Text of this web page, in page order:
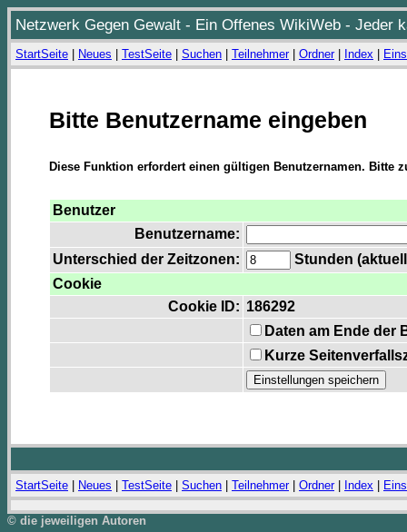
Netzwerk Gegen Gewalt - Ein Offenes WikiWeb - Jeder
StartSeite Neues TestSeite Suchen Teilnehmer| Ordner| Index
Bitte Benutzername eingeben
Diese Funktion erfordert einen gültigen Benutzernamen. Bitte
Benutzer
Benutzername:
Unterschied der Zeitzonen:
Stunden
Cookie
Cookie ID: 186292
Daten am Ende der
Kurze
StartSeite Neues TestSeite Suchen Teilnehmer| Ordner| Index
© die jeweiligen Autoren